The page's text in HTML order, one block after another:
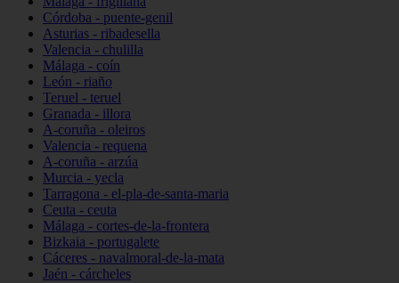
Córdoba - puente-genil
Asturias - ribadesella
Valencia - chulilla
Málaga - coín
León - riaño
Teruel - teruel
Granada - illora
A-coruña - oleiros
Valencia - requena
A-coruña - arzúa
Murcia - yecla
Tarragona - el-pla-de-santa-maria
Ceuta - ceuta
Málaga - cortes-de-la-frontera
Bizkaia - portugalete
Cáceres - navalmoral-de-la-mata
Jaén - cárcheles